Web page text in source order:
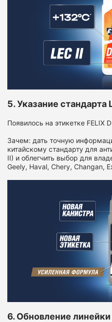
5. Указание стандарта
Появилось на этикетке FELIX
Зачем: дать точную
китайскому стандарту для
II) и облегчить выбор для
Geely, Haval, Chery, Changan,
6. Обновление линейки